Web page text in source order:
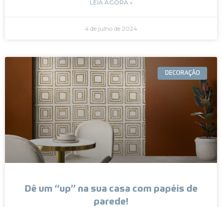
LEIA AGORA »
4 de julho de 2024
DECORAÇÃO
Dê um “up” na sua casa com papéis de
parede!